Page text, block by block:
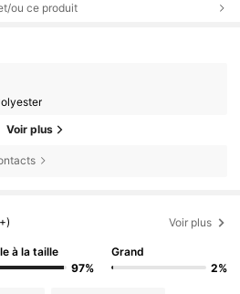
ou ce produit
Voir plus
Voir plus
à la taille
97%
Grand
2%